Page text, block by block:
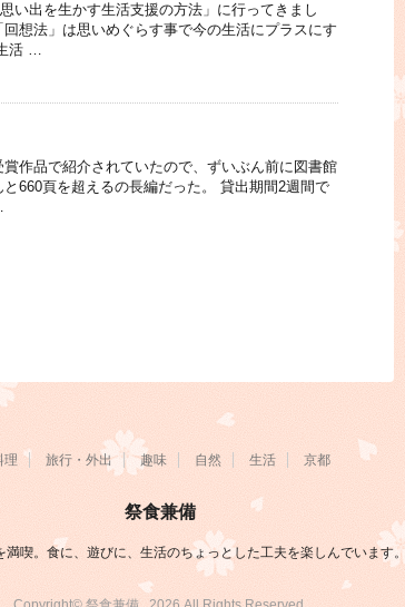
い出を生かす生活支援の方法」に行ってきまし
想法」は思いめぐらす事で今の生活にプラスにす
活 …
作品で紹介されていたので、ずいぶん前に図書館
660頁を超えるの長編だった。 貸出期間2週間で
理 旅行・外出 趣味 自然 生活 京都
祭食兼備
満喫。食に、遊びに、生活のちょっとした工夫を楽しんでいます。